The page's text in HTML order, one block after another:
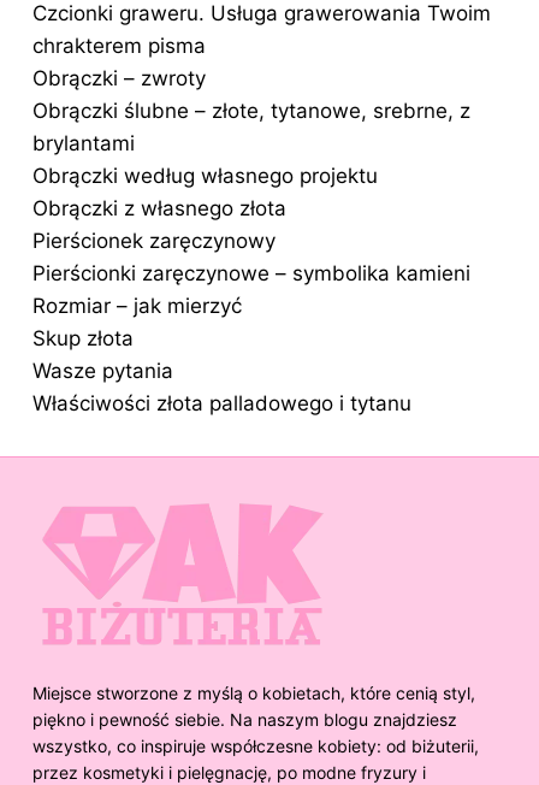
Czcionki graweru. Usługa grawerowania Twoim
chrakterem pisma
Obrączki – zwroty
Obrączki ślubne – złote, tytanowe, srebrne, z
brylantami
Obrączki według własnego projektu
Obrączki z własnego złota
Pierścionek zaręczynowy
Pierścionki zaręczynowe – symbolika kamieni
Rozmiar – jak mierzyć
Skup złota
Wasze pytania
Właściwości złota palladowego i tytanu
Miejsce stworzone z myślą o kobietach, które cenią styl,
piękno i pewność siebie. Na naszym blogu znajdziesz
wszystko, co inspiruje współczesne kobiety: od biżuterii,
przez kosmetyki i pielęgnację, po modne fryzury i